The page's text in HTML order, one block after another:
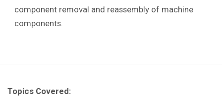
component removal and reassembly of machine
components.
Topics Covered: